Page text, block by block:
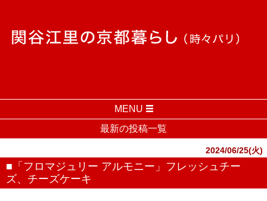
MENU
最新の投稿一覧
2024/06/25(火)
■「フロマジュリー アルモニー」フレッシュチー
ズ、チーズケーキ